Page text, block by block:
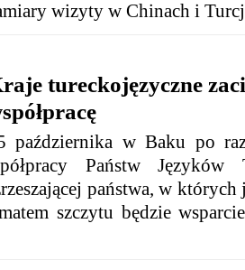
wizyty w Chinach i
tureckojęzyczne
października w Baku po
Państw Języków
państwa, w
szczytu będzie